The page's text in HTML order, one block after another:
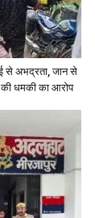
से अभद्रता, जान से
की धमकी का आरोप